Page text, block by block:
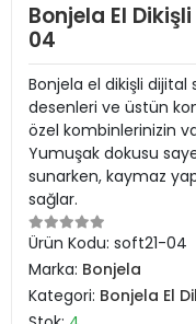
Bonjela El
04
Bonjela el dikişli dijital
desenleri ve üstün
özel kombinlerinizin
Yumuşak dokusu
sunarken, kaymaz
sağlar.
Ürün Kodu: soft21-04
Marka: Bonjela
Kategori: Bonjela El